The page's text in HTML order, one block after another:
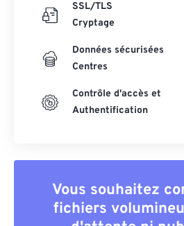
SSL/TLS
Cryptage
Données sécurisées
Centres
Contrôle d'accès et
Authentification
Vous souhaitez
fichiers